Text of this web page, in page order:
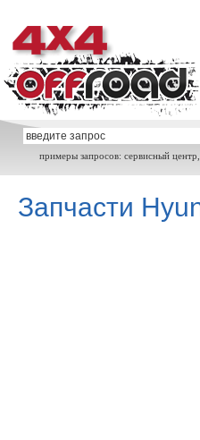
примеры запросов: сервисный
Запчасти